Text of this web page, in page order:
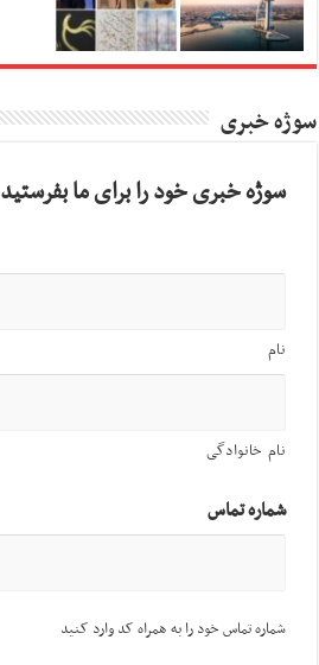
سوژه خبری
سوژه خبری خود را برای ما بفرستید
نام
نام خانوادگی
شماره تماس
شماره تماس خود را به همراه کد وارد کنید